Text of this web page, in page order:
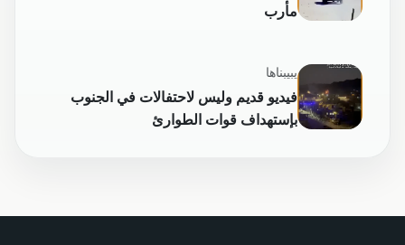
مأرب
يبيبناها
فيديو قديم وليس لاحتفالات في الجنوب
بإستهداف قوات الطوارئ